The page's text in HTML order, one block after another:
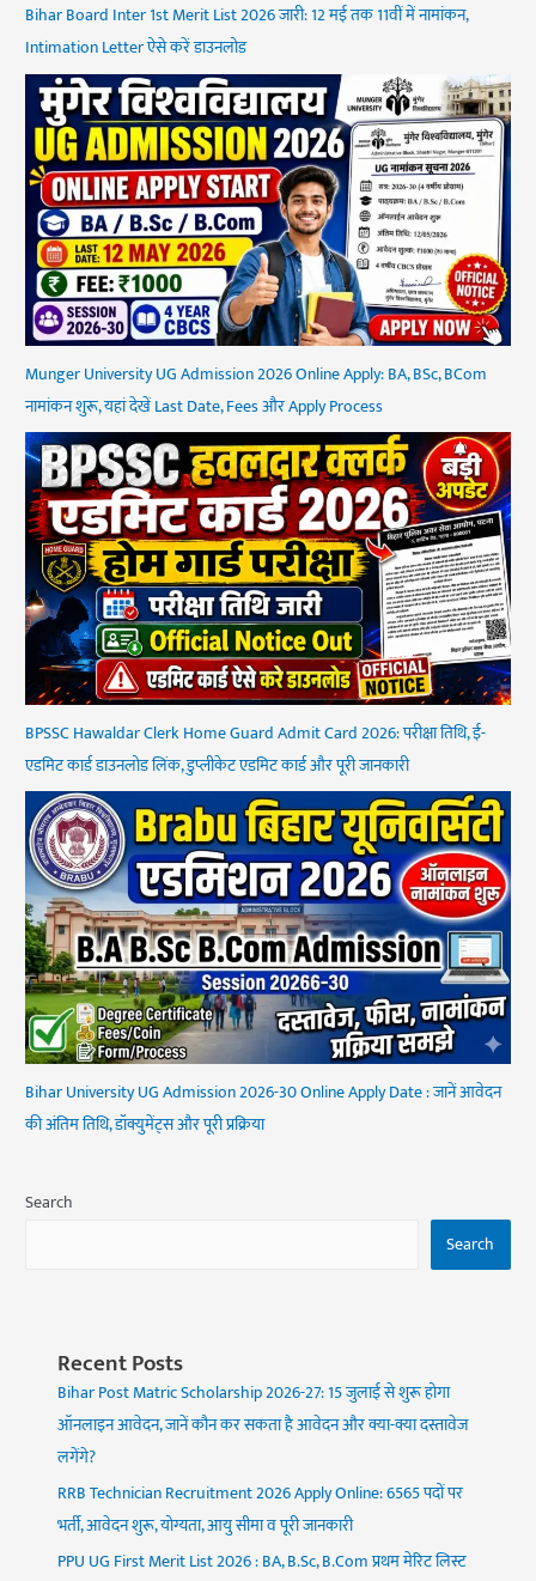
Bihar Board Inter 1st Merit List 2026 जारी: 12 मई तक 11वीं में नामांकन,
Intimation Letter ऐसे करें डाउनलोड
Munger University UG Admission 2026 Online Apply: BA, BSc, BCom
नामांकन शुरू, यहां देखें Last Date, Fees और Apply Process
BPSSC Hawaldar Clerk Home Guard Admit Card 2026: परीक्षा तिथि, ई-
एडमिट कार्ड डाउनलोड लिंक, डुप्लीकेट एडमिट कार्ड और पूरी जानकारी
Bihar University UG Admission 2026-30 Online Apply Date : जानें आवेदन
की अंतिम तिथि, डॉक्युमेंट्स और पूरी प्रक्रिया
Search
Search
Recent Posts
Bihar Post Matric Scholarship 2026-27: 15 जुलाई से शुरू होगा
ऑनलाइन आवेदन, जानें कौन कर सकता है आवेदन और क्या-क्या दस्तावेज
लगेंगे?
RRB Technician Recruitment 2026 Apply Online: 6565 पदों पर
भर्ती, आवेदन शुरू, योग्यता, आयु सीमा व पूरी जानकारी
PPU UG First Merit List 2026 : BA, B.Sc, B.Com प्रथम मेरिट लिस्ट